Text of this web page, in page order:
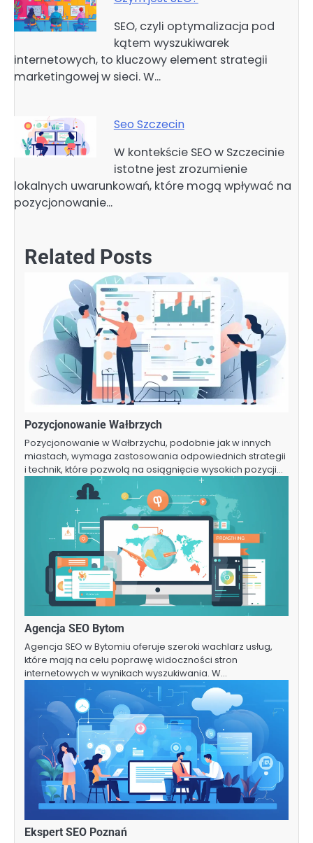
SEO, czyli optymalizacja pod
kątem wyszukiwarek
internetowych, to kluczowy element strategii
marketingowej w sieci. W…
Seo Szczecin
W kontekście SEO w Szczecinie
istotne jest zrozumienie
lokalnych uwarunkowań, które mogą wpływać na
pozycjonowanie…
Related Posts
Pozycjonowanie Wałbrzych
Pozycjonowanie w Wałbrzychu, podobnie jak w innych
miastach, wymaga zastosowania odpowiednich strategii
i technik, które pozwolą na osiągnięcie wysokich pozycji…
Agencja SEO Bytom
Agencja SEO w Bytomiu oferuje szeroki wachlarz usług,
które mają na celu poprawę widoczności stron
internetowych w wynikach wyszukiwania. W…
Ekspert SEO Poznań